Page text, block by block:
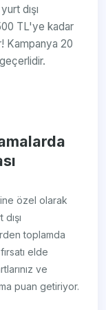
dışı
TL'ye kadar
Kampanya 20
özel olarak
toplamda
elde
ve
puan getiriyor.